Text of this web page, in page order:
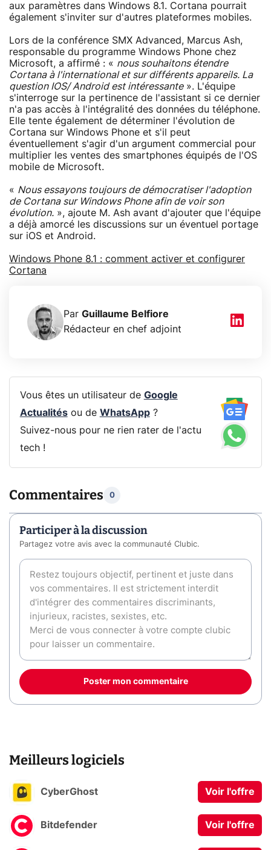
aux paramètres dans Windows 8.1. Cortana pourrait
également s'inviter sur d'autres plateformes mobiles.
Lors de la conférence SMX Advanced, Marcus Ash,
responsable du programme Windows Phone chez
Microsoft, a affirmé : « nous souhaitons étendre
Cortana à l'international et sur différents appareils. La
question IOS/ Android est intéressante». L'équipe
s'interroge sur la pertinence de l'assistant si ce dernier
n'a pas accès à l'intégralité des données du téléphone.
Elle tente également de déterminer l'évolution de
Cortana sur Windows Phone et s'il peut
éventuellement s'agir d'un argument commercial pour
multiplier les ventes des smartphones équipés de l'OS
mobile de Microsoft.
« Nous essayons toujours de démocratiser l'adoption
de Cortana sur Windows Phone afin de voir son
évolution. », ajoute M. Ash avant d'ajouter que l'équipe
a déjà amorcé les discussions sur un éventuel portage
sur iOS et Android.
Windows Phone 8.1 : comment activer et configurer
Cortana
Par Guillaume Belfiore
Rédacteur en chef adjoint
Vous êtes un utilisateur de Google
Actualitésou de WhatsApp?
Suivez-nous pour ne rien rater de l'actu
tech !
Commentaires 0
Participer à la discussion
Partagez votre avis avec la communauté Clubic.
Poster mon commentaire
Meilleurs logiciels
CyberGhost Voir l'offre
Bitdefender Voir l'offre